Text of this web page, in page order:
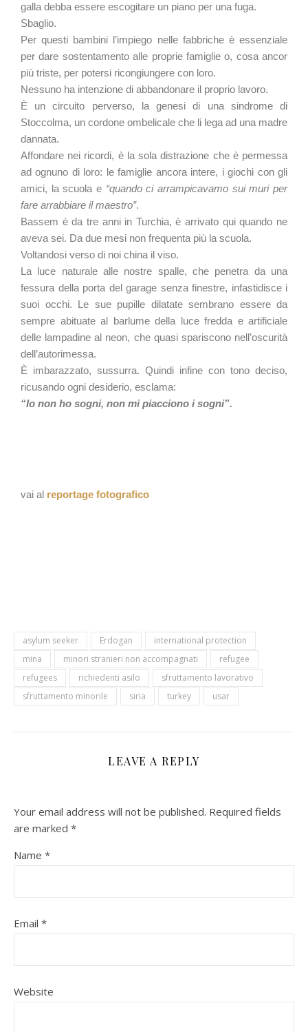
galla debba essere escogitare un piano per una fuga.
Sbaglio.
Per questi bambini l’impiego nelle fabbriche è essenziale
per dare sostentamento alle proprie famiglie o, cosa ancor
più triste, per potersi ricongiungere con loro.
Nessuno ha intenzione di abbandonare il proprio lavoro.
È un circuito perverso, la genesi di una sindrome di
Stoccolma, un cordone ombelicale che li lega ad una madre
dannata.
Affondare nei ricordi, è la sola distrazione che è permessa
ad ognuno di loro: le famiglie ancora intere, i giochi con gli
amici, la scuola e “quando ci arrampicavamo sui muri per
fare arrabbiare il maestro”.
Bassem è da tre anni in Turchia, è arrivato qui quando ne
aveva sei. Da due mesi non frequenta più la scuola.
Voltandosi verso di noi china il viso.
La luce naturale alle nostre spalle, che penetra da una
fessura della porta del garage senza finestre, infastidisce i
suoi occhi. Le sue pupille dilatate sembrano essere da
sempre abituate al barlume della luce fredda e artificiale
delle lampadine al neon, che quasi spariscono nell’oscurità
dell’autorimessa.
È imbarazzato, sussurra. Quindi infine con tono deciso,
ricusando ogni desiderio, esclama:
“Io non ho sogni, non mi piacciono i sogni”.
vai al reportage fotografico
asylum seeker Erdogan
international protection
mina
minori stranieri non accompagnati
refugee
refugees
richiedenti asilo
sfruttamento lavorativo
sfruttamento minorile
siria turkey usar
LEAVE A REPLY
Your email address will not be published. Required fields
are marked *
Name *
Email *
Website